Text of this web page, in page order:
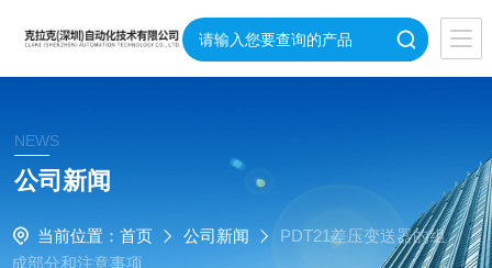
NEWS
公司新闻
当前位置： 首页 公司新闻
PDT21差压变送器的组
成部分和注意事项